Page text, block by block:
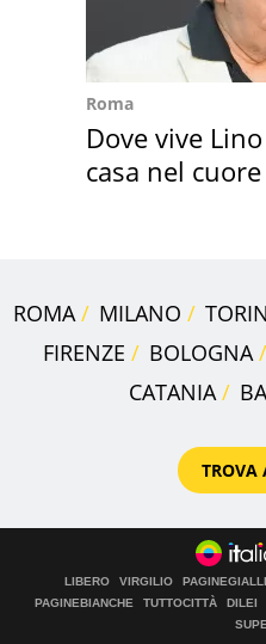
Roma
Dove vive
casa nel
ROMA MILANO
FIRENZE
BOLOGNA
CATANIA
TROVA
LIBERO VIRGILIO
PAGINEBIANCHE
TUTTOCITTÀ DILEI